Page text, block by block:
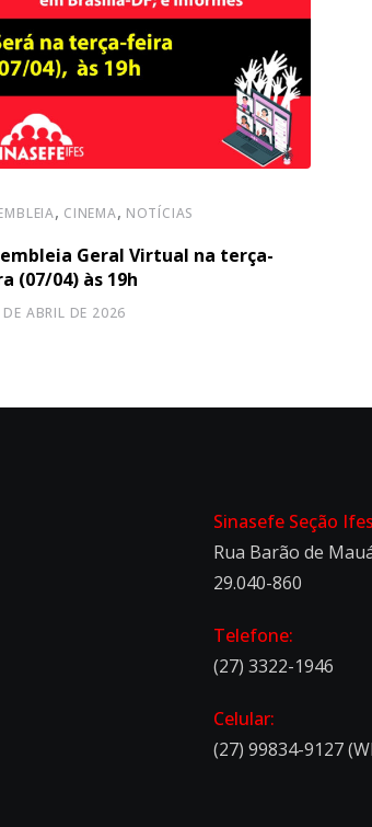
, CINEMA, NOTÍCIAS
Geral Virtual na terça-
(07/04) às 19h
DE ABRIL DE 2026
Sinasefe Seção Ifes
Rua Barão de
29.040-860
Telefone:
(27) 3322-1946
Celular:
(27) 99834-9127